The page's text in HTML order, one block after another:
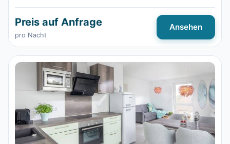
Preis auf Anfrage
pro Nacht
Ansehen